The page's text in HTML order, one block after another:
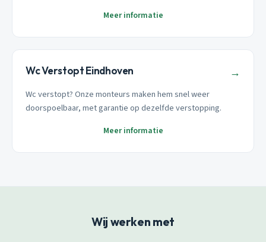
Meer informatie
Wc Verstopt Eindhoven →
Wc verstopt? Onze monteurs maken hem snel weer
doorspoelbaar, met garantie op dezelfde verstopping.
Meer informatie
Wij werken met